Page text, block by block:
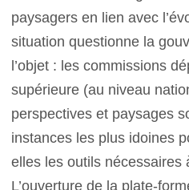
paysagers en lien avec
situation questionne la
l’objet : les commissions
supérieure (au niveau
perspectives et paysages
instances les plus idoines
elles les outils nécessaires
L’ouverture de la plate-